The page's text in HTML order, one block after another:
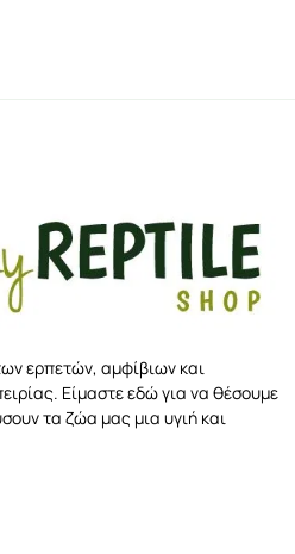
ερπετών, αμφίβιων και
Είμαστε εδώ για να θέσουμε
τα ζώα μας μια υγιή και